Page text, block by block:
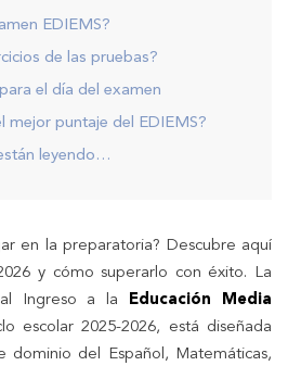
EDIEMS?
de las pruebas?
el día del examen
mejor puntaje del EDIEMS?
leyendo…
en la preparatoria? Descubre aquí
y cómo superarlo con éxito. La
al Ingreso a la Educación Media
escolar 2025-2026, está diseñada
del Español, Matemáticas,